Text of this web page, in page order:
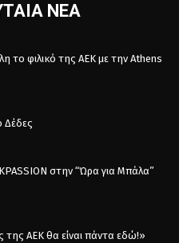
ΝΕΑ
το φιλικό της ΑΕΚ με την Athens
Δέδες
στην “Ώρα για Μπάλα”
της ΑΕΚ θα είναι πάντα εδώ!»